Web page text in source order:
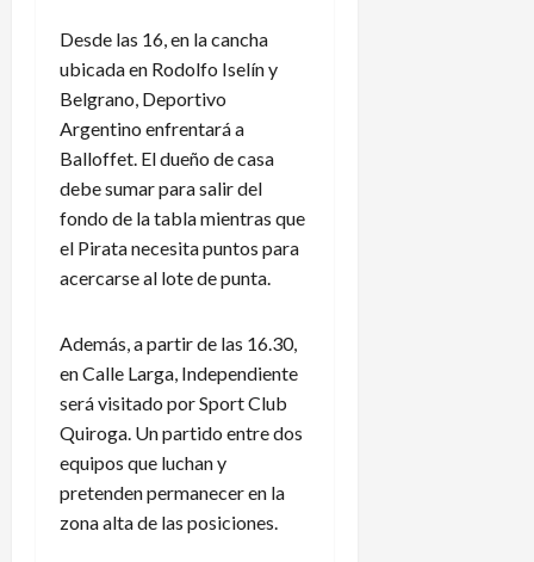
Desde las 16, en la cancha
ubicada en Rodolfo Iselín y
Belgrano, Deportivo
Argentino enfrentará a
Balloffet. El dueño de casa
debe sumar para salir del
fondo de la tabla mientras que
el Pirata necesita puntos para
acercarse al lote de punta.
Además, a partir de las 16.30,
en Calle Larga, Independiente
será visitado por Sport Club
Quiroga. Un partido entre dos
equipos que luchan y
pretenden permanecer en la
zona alta de las posiciones.